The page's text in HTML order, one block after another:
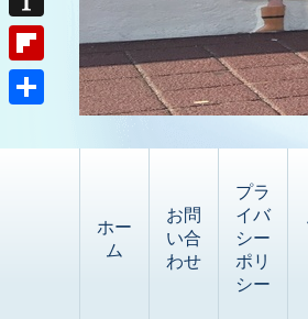
ホー
ム
お問
い合
わせ
プラ
イバ
シー
ポリ
シー
o
k
e
r
t
e
n
o
c
k
I
n
s
F
i